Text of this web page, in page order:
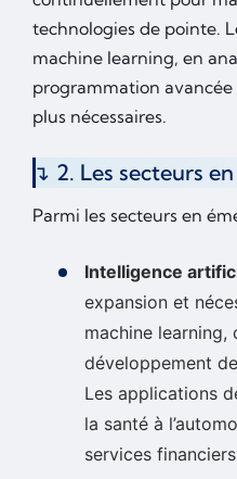
technologies de pointe.
machine learning, en
programmation
plus nécessaires.
2. Les secteurs
Parmi les secteurs en
Intelligence
expansion et
machine learning,
développement
Les applications
la santé à
services